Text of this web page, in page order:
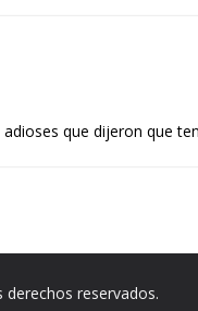
que dijeron que
derechos reservados.